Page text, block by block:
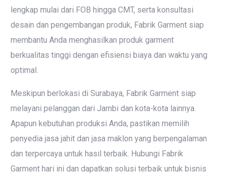
lengkap mulai dari FOB hingga CMT, serta konsultasi
desain dan pengembangan produk, Fabrik Garment siap
membantu Anda menghasilkan produk garment
berkualitas tinggi dengan efisiensi biaya dan waktu yang
optimal.
Meskipun berlokasi di Surabaya, Fabrik Garment siap
melayani pelanggan dari Jambi dan kota-kota lainnya.
Apapun kebutuhan produksi Anda, pastikan memilih
penyedia jasa jahit dan jasa maklon yang berpengalaman
dan terpercaya untuk hasil terbaik. Hubungi Fabrik
Garment hari ini dan dapatkan solusi terbaik untuk bisnis